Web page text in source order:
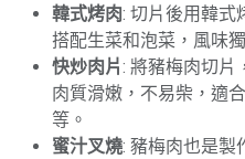
韓式烤肉: 切片後用韓式
搭配生菜和泡菜，風味
快炒肉片: 將豬梅肉切片
肉質滑嫩，不易柴，適
等。
蜜汁叉燒: 豬梅肉也是製